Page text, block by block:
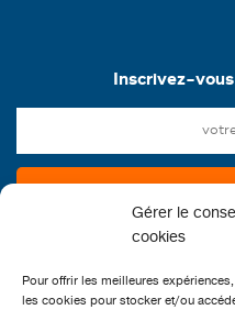
Gérer le
cookies
Pour offrir les meilleures
les cookies pour stocker et/ou
Inscrivez-